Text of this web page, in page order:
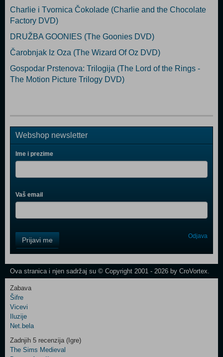
Charlie i Tvornica Čokolade (Charlie and the Chocolate
Factory DVD)
DRUŽBA GOONIES (The Goonies DVD)
Čarobnjak Iz Oza (The Wizard Of Oz DVD)
Gospodar Prstenova: Trilogija (The Lord of the Rings -
The Motion Picture Trilogy DVD)
Webshop newsletter
Ime i prezime
Vaš email
Field
One
Newsletter
Control
Field
Two
Newsletter
Prijavi me Odjava
Ova stranica i njen sadržaj su © Copyright 2001 - 2026 by CroVortex.
Zabava
Šifre
Vicevi
Iluzije
Net.bela
Zadnjih 5 recenzija (Igre)
The Sims Medieval